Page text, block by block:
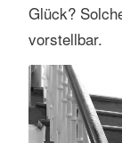
Glück?
vorstellbar.